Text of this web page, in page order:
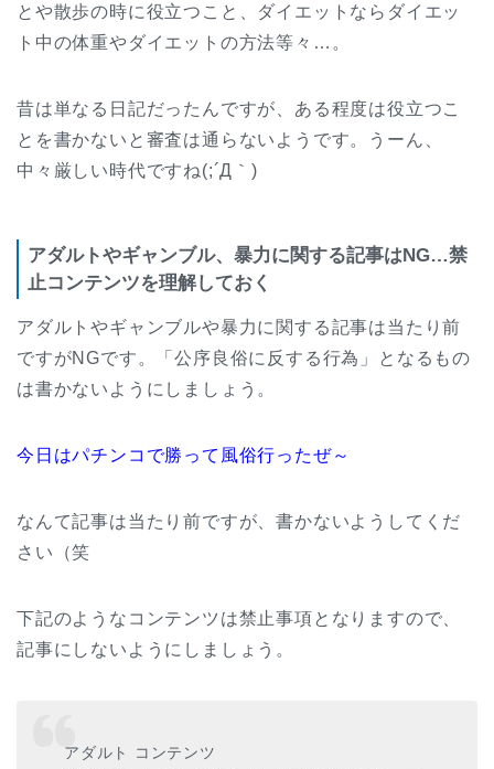
とや散歩の時に役立つこと、ダイエットならダイエッ
ト中の体重やダイエットの方法等々…。
昔は単なる日記だったんですが、ある程度は役立つこ
とを書かないと審査は通らないようです。うーん、
中々厳しい時代ですね(;´Д｀)
アダルトやギャンブル、暴力に関する記事はNG…禁
止コンテンツを理解しておく
アダルトやギャンブルや暴力に関する記事は当たり前
ですがNGです。「公序良俗に反する行為」となるもの
は書かないようにしましょう。
今日はパチンコで勝って風俗行ったぜ～
なんて記事は当たり前ですが、書かないようしてくだ
さい（笑
下記のようなコンテンツは禁止事項となりますので、
記事にしないようにしましょう。
アダルト コンテンツ